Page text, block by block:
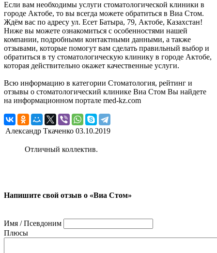
Если вам необходимы услуги стоматологической клиники в
городе Актобе, то вы всегда можете обратиться в Виа Стом.
Ждём вас по адресу ул. Есет Батыра, 79, Актобе, Казахстан!
Ниже вы можете ознакомиться с особенностями нашей
компании, подробными контактными данными, а также
отзывами, которые помогут вам сделать правильный выбор и
обратиться в ту стоматологическую клинику в городе Актобе,
которая действительно окажет качественные услуги.
Всю информацию в категории Стоматология, рейтинг и
отзывы о стоматологический клинике Виа Стом Вы найдете
на информационном портале med-kz.com
Александр Ткаченко 03.10.2019
Отличный коллектив.
Напишите свой отзыв о «Виа Стом»
Имя / Псевдоним
Плюсы